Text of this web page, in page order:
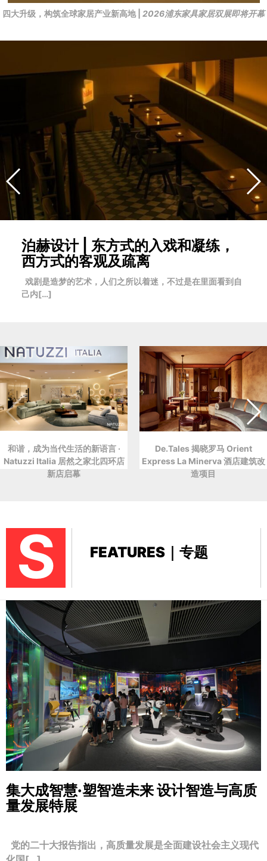
四大升级，构筑全球家居产业新高地 | 2026浦东家具家居双展即将开幕
泊赫设计 | 东方式的入戏和凝练，
西方式的客观及疏离
戏剧是造梦的艺术，人们之所以着迷，不过是在里面看到自
己内[…]
和谐，成为当代生活的新语言 ·
Natuzzi Italia 居然之家北四环店
新店启幕
De.Tales 揭晓罗马 Orient
Express La Minerva 酒店建筑改
造项目
S FEATURES｜专题
集大成智慧·塑智造未来设计智造与高质
量发展特展
党的二十大报告指出，高质量发展是全面建设社会主义现代